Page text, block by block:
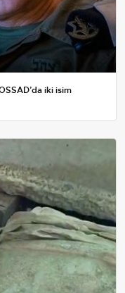
iki isim